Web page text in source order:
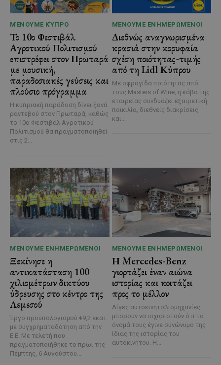
ΜΈΝΟΥΜΕ ΚΎΠΡΟ
Το 10ο Φεστιβάλ
Αγροτικού Πολιτισμού
επιστρέφει στον Πρωταρά
με μουσική,
παραδοσιακές γεύσεις και
πλούσιο πρόγραμμα
Η κυπριακή παράδοση δίνει ξανά
ραντεβού στον Πρωταρά, καθώς
το 10ο Φεστιβάλ Αγροτικού
Πολιτισμού θα πραγματοποιηθεί
στις 2...
ΜΈΝΟΥΜΕ ΕΝΗΜΕΡΩΜΈΝΟΙ
Διεθνώς αναγνωρισμένα
κρασιά στην κορυφαία
σχέση ποιότητας-τιμής
από τη Lidl Κύπρου
Με σφραγίδα ποιότητας από
τους Masters of Wine, η κάβα της
εταιρείας συνδυάζει εξαιρετική
ποικιλία, διεθνείς διακρίσεις
και...
ΜΈΝΟΥΜΕ ΕΝΗΜΕΡΩΜΈΝΟΙ
Ξεκίνησε η
αντικατάσταση 100
χιλιομέτρων δικτύου
ύδρευσης στο κέντρο της
Λεμεσού
Έργο προϋπολογισμού €9,2 εκατ.
με συγχρηματοδότηση από την
Ε.Ε. Με τελετή που
πραγματοποιήθηκε το πρωί της
Πέμπτης, 6 Αυγούστου...
ΜΈΝΟΥΜΕ ΕΝΗΜΕΡΩΜΈΝΟΙ
Η Mercedes-Benz
γιορτάζει έναν αιώνα
ιστορίας και κοιτάζει
προς το μέλλον
Λίγες αυτοκινητοβιομηχανίες
μπορούν να ισχυριστούν ότι το
όνομά τους έγινε συνώνυμο της
ίδιας της ιστορίας του
αυτοκινήτου. Η...